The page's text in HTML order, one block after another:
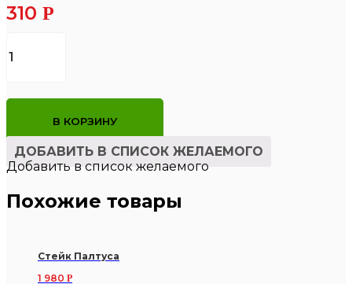
310 Р
товара
мяса
В КОРЗИНУ
ДОБАВИТЬ В СПИСОК ЖЕЛАЕМОГО
Добавить в список желаемого
Похожие товары
Стейк Палтуса
1 980 Р